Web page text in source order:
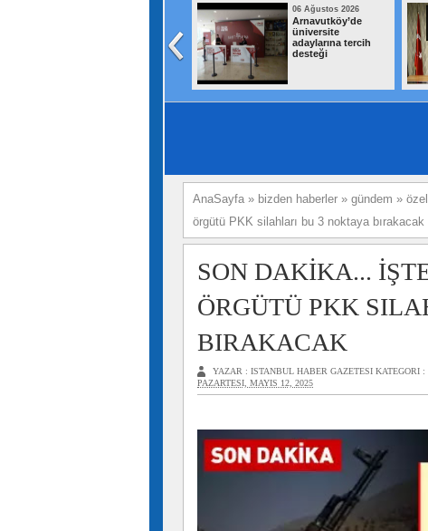
tahliye kararı verildi
06 Ağustos 2026
Arnavutköy’de
üniversite
adaylarına tercih
desteği
AnaSayfa » bizden haberler » gündem »
örgütü PKK silahları bu 3 noktaya bırakacak
SON DAKİKA...
ÖRGÜTÜ PKK
BIRAKACAK
YAZAR : ISTANBUL HABER GAZETESI KATEGORI :
PAZARTESI, MAYIS 12, 2025